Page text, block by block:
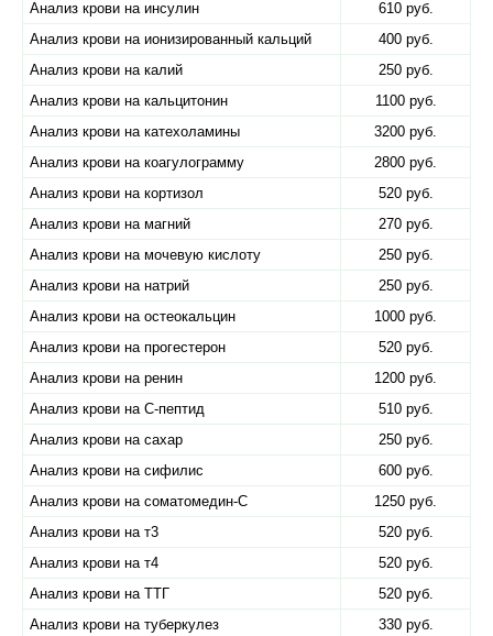
Анализ крови на инсулин
610 руб.
Анализ крови на ионизированный кальций
400 руб.
Анализ крови на калий
250 руб.
Анализ крови на кальцитонин
1100 руб.
Анализ крови на катехоламины
3200 руб.
Анализ крови на коагулограмму
2800 руб.
Анализ крови на кортизол
520 руб.
Анализ крови на магний
270 руб.
Анализ крови на мочевую кислоту
250 руб.
Анализ крови на натрий
250 руб.
Анализ крови на остеокальцин
1000 руб.
Анализ крови на прогестерон
520 руб.
Анализ крови на ренин
1200 руб.
Анализ крови на С-пептид
510 руб.
Анализ крови на сахар
250 руб.
Анализ крови на сифилис
600 руб.
Анализ крови на соматомедин-С
1250 руб.
Анализ крови на т3
520 руб.
Анализ крови на т4
520 руб.
Анализ крови на ТТГ
520 руб.
Анализ крови на туберкулез
330 руб.